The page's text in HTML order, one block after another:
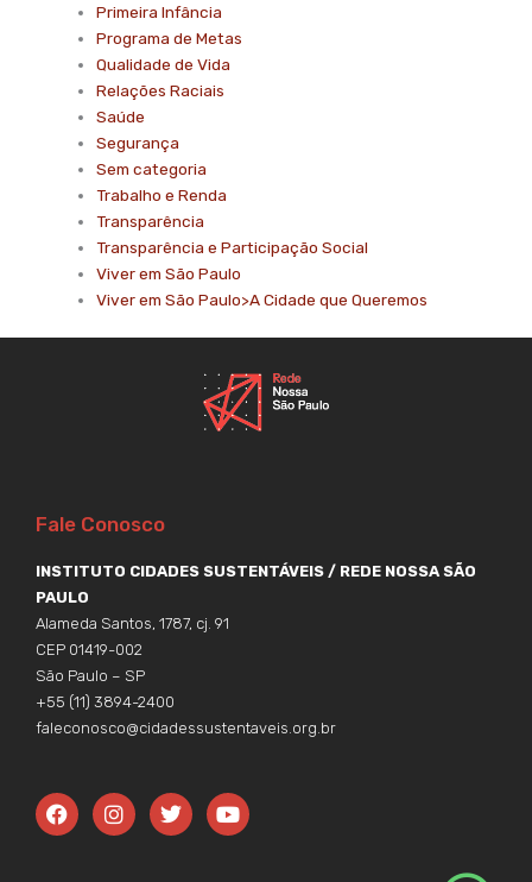
Primeira Infância
Programa de Metas
Qualidade de Vida
Relações Raciais
Saúde
Segurança
Sem categoria
Trabalho e Renda
Transparência
Transparência e Participação Social
Viver em São Paulo
Viver em São Paulo>A Cidade que Queremos
Fale Conosco
INSTITUTO CIDADES SUSTENTÁVEIS / REDE NOSSA SÃO
PAULO
Alameda Santos, 1787, cj. 91
CEP 01419-002
São Paulo – SP
+55 (11) 3894-2400
faleconosco@cidadessustentaveis.org.br
F
a
I
n
T
w
Y
o